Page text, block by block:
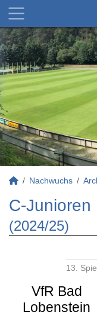
Nachwuchs
C-Junioren
(2024/25)
13.
VfR Bad
Lobenstein